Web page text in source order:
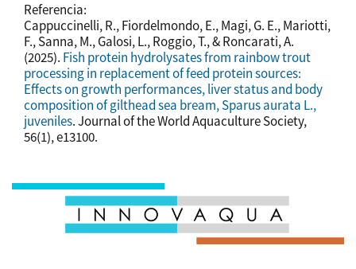
Referencia:
Cappuccinelli, R., Fiordelmondo, E., Magi, G. E., Mariotti,
F., Sanna, M., Galosi, L., Roggio, T., & Roncarati, A.
(2025). Fish protein hydrolysates from rainbow trout
processing in replacement of feed protein sources:
Effects on growth performances, liver status and body
composition of gilthead sea bream, Sparus aurata L.,
juveniles. Journal of the World Aquaculture Society,
56(1), e13100.